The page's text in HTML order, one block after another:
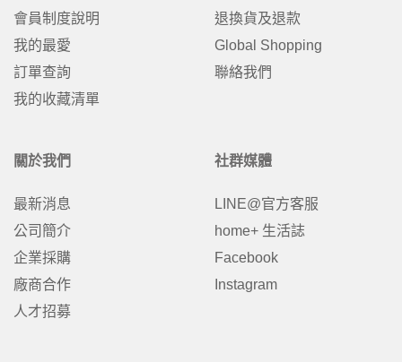
會員制度說明
我的最愛
訂單查詢
我的收藏清單
退換貨及退款
Global Shopping
聯絡我們
關於我們
最新消息
公司簡介
企業採購
廠商合作
人才招募
社群媒體
LINE@官方客服
home+ 生活誌
Facebook
Instagram